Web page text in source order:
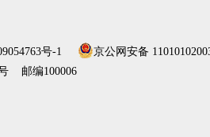
号-1
京公网安备
邮编100006